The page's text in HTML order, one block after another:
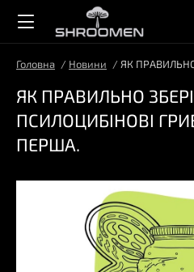
Головна Новини ЯК
ЯК ПРАВИЛЬНО
ПСИЛОЦИБІНОВІ
ПЕРША.